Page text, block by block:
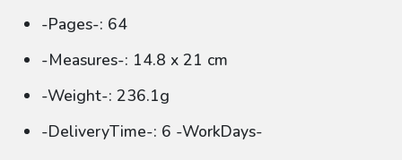
-Pages-: 64
-Measures-: 14.8 x 21 cm
-Weight-: 236.1g
-DeliveryTime-: 6 -WorkDays-